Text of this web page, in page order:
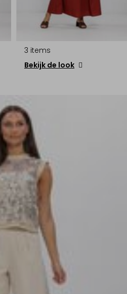
3 items
Bekijk de look